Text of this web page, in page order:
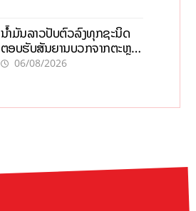
ນໍ້າມັນລາວປັບຕົວລົງທຸກຊະນິດ
ຕອບຮັບສັນຍານບວກຈາກຕະຫຼາດ
ໂລກ ແລະ ຊ່ອງແຄບຮໍມູສ
06/08/2026